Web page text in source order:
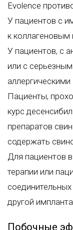
Evolence
У пациентов с
к коллагеновым
У пациентов, с
или с
Пациенты,
курс
препаратов
содержать
Для пациентов
терапии или
другой
Побочные